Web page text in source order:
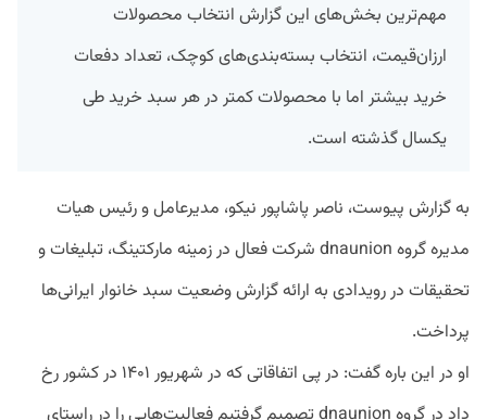
مهم‌ترین بخش‌های این گزارش انتخاب محصولات
ارزان‌قیمت، انتخاب بسته‌بندی‌های کوچک، تعداد دفعات
خرید بیشتر اما با محصولات کمتر در هر سبد خرید طی
یکسال گذشته است.
به گزارش پیوست، ناصر پاشاپور نیکو، مدیرعامل و رئیس هیات
مدیره گروه dnaunion شرکت فعال در زمینه مارکتینگ، تبلیغات و
تحقیقات در رویدادی به ارائه گزارش وضعیت سبد خانوار ایرانی‌ها
پرداخت.
او در این باره گفت: در پی اتفاقاتی که در شهریور ۱۴۰۱ در کشور رخ